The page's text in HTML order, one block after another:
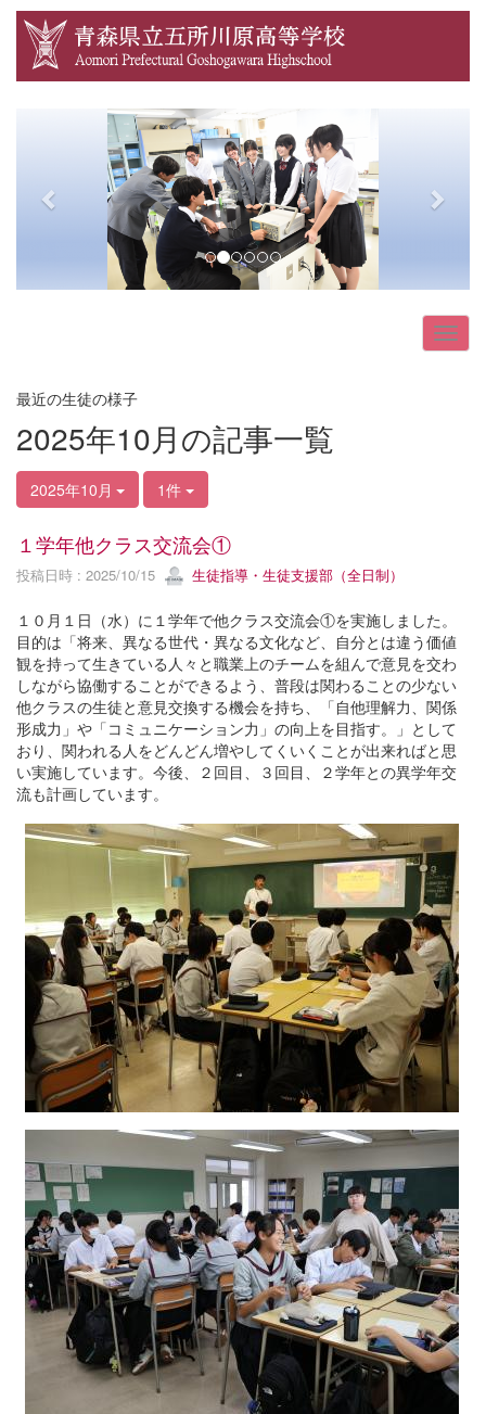
e
v
x
t
最近の生徒の様子
2025年10月の記事一覧
2025年10月 1件
１学年他クラス交流会①
投稿日時 : 2025/10/15 生徒指導・生徒支援部（全日制）
１０月１日（水）に１学年で他クラス交流会①を実施しました。
目的は「将来、異なる世代・異なる文化など、自分とは違う価値
観を持って生きている人々と職業上のチームを組んで意見を交わ
しながら協働することができるよう、普段は関わることの少ない
他クラスの生徒と意見交換する機会を持ち、「自他理解力、関係
形成力」や「コミュニケーション力」の向上を目指す。」として
おり、関われる人をどんどん増やしてくいくことが出来ればと思
い実施しています。今後、２回目、３回目、２学年との異学年交
流も計画しています。